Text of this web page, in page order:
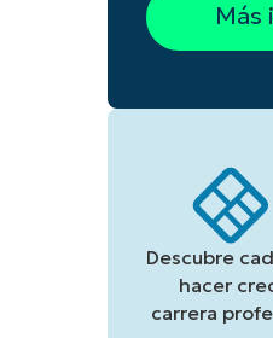
Más
Descubre
hacer
carrera